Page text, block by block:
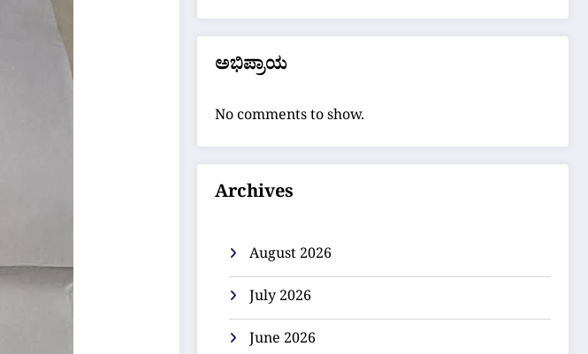
ಅಭಿಪ್ರಾಯ
No comments to show.
Archives
August 2026
July 2026
June 2026